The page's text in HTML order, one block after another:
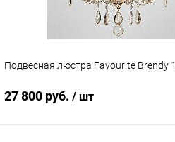
Подвесная люстра Favourite Brendy
27 800 руб. / шт